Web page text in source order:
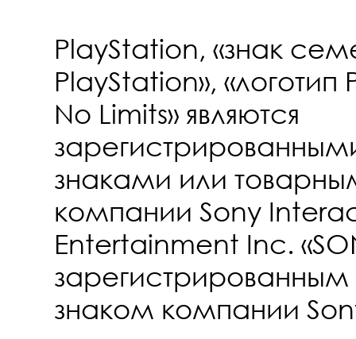
PlayStation, «знак
PlayStation», «логотип
No Limits» являются
знаками или
компании Sony
Entertainment Inc.
знаком компании